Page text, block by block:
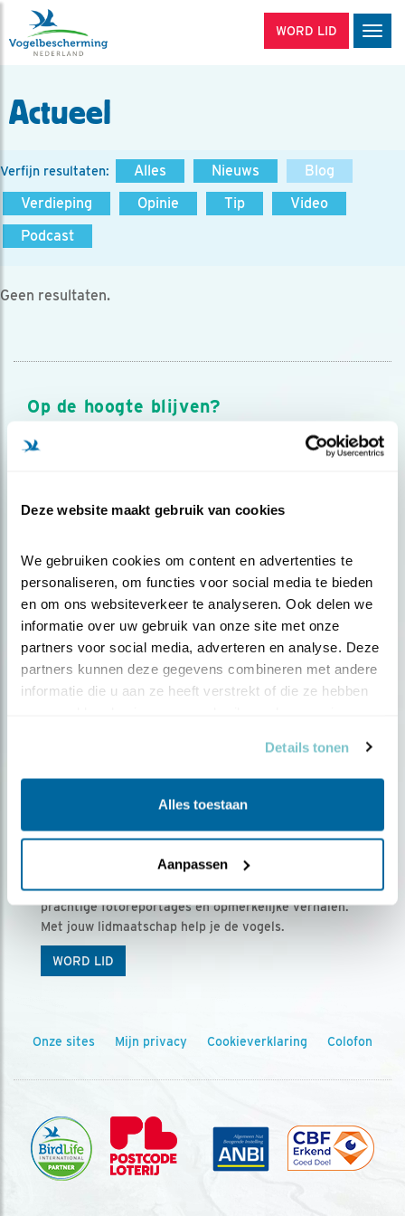
Deze website maakt gebruik van cookies
We gebruiken cookies om content en advertenties te
personaliseren, om functies voor social media te bieden
en om ons websiteverkeer te analyseren. Ook delen we
informatie over uw gebruik van onze site met onze
partners voor social media, adverteren en analyse. Deze
partners kunnen deze gegevens combineren met andere
informatie die u aan ze heeft verstrekt of die ze hebben
Details tonen
Alles toestaan
Aanpassen
WORD LID
Actueel
Verfijn resultaten: Alles Nieuws
Blog
Verdieping
Opinie Tip
Video
Podcast
Geen resultaten.
Op de hoogte blijven?
Meld je aan en ontvang nieuws, inspiratie, acties en tips
over vogels en activiteiten van Vogelbescherming.
Ontvang 5 x Vogels voor € 36,00 per jaar
Vogels is het tijdschrift voor onze leden, met
prachtige fotoreportages en opmerkelijke verhalen.
Met jouw lidmaatschap help je de vogels.
WORD LID
Onze sites Mijn privacy Cookieverklaring Colofon